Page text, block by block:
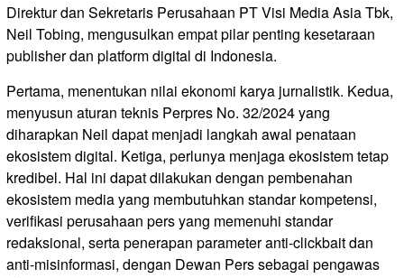
Direktur dan Sekretaris Perusahaan PT Visi Media Asia Tbk,
Neil Tobing, mengusulkan empat pilar penting kesetaraan
publisher dan platform digital di Indonesia.
Pertama, menentukan nilai ekonomi karya jurnalistik. Kedua,
menyusun aturan teknis Perpres No. 32/2024 yang
diharapkan Neil dapat menjadi langkah awal penataan
ekosistem digital. Ketiga, perlunya menjaga ekosistem tetap
kredibel. Hal ini dapat dilakukan dengan pembenahan
ekosistem media yang membutuhkan standar kompetensi,
verifikasi perusahaan pers yang memenuhi standar
redaksional, serta penerapan parameter anti-clickbait dan
anti-misinformasi, dengan Dewan Pers sebagai pengawas